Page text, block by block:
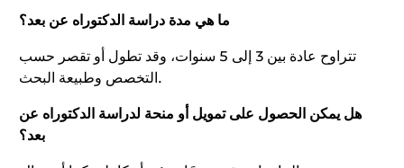
ما هي مدة دراسة الدكتوراه عن بعد؟
تتراوح عادة بين 3 إلى 5 سنوات، وقد تطول أو تقصر حسب
التخصص وطبيعة البحث.
هل يمكن الحصول على تمويل أو منحة لدراسة الدكتوراه عن
بعد؟